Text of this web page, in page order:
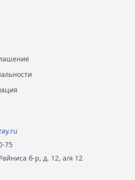
75
б-р, д. 12, а/я 12